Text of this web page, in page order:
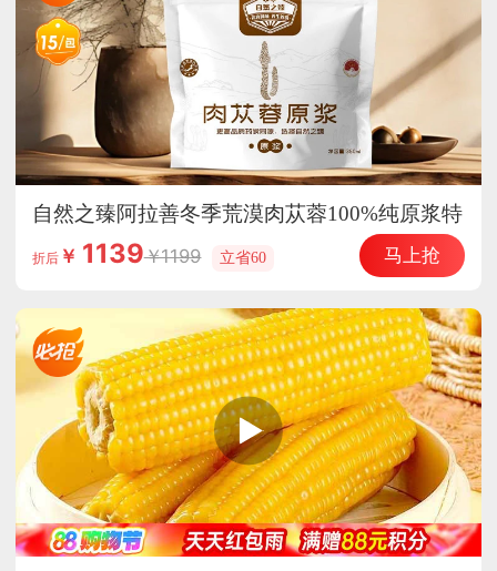
自然之臻阿拉善冬季荒漠肉苁蓉100%纯原浆特
惠组
折后￥ 1139 1199 立省60 马上抢